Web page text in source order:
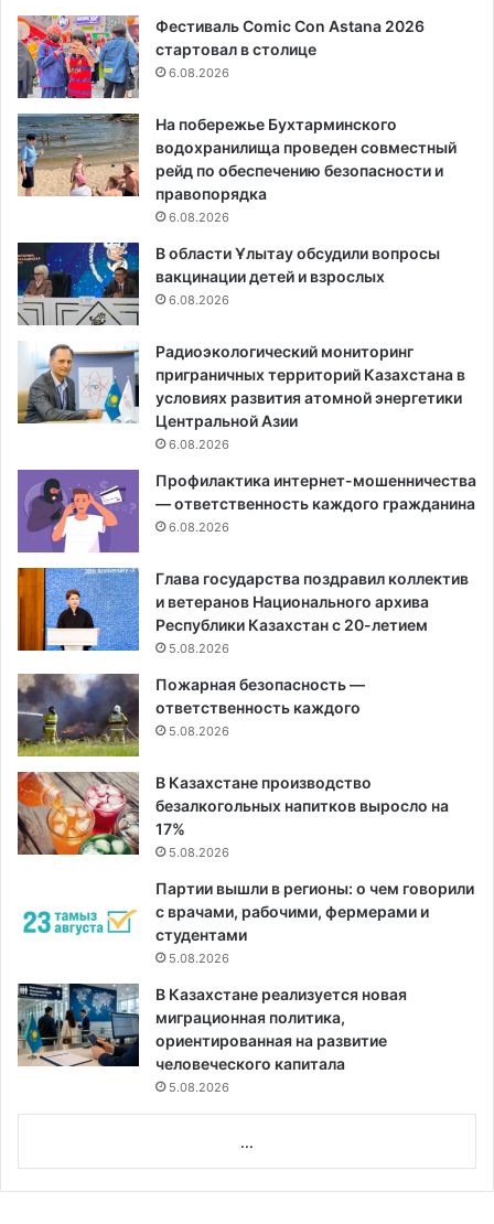
Фестиваль Comic Con Astana 2026
стартовал в столице
6.08.2026
На побережье Бухтарминского
водохранилища проведен совместный
рейд по обеспечению безопасности и
правопорядка
6.08.2026
В области Ұлытау обсудили вопросы
вакцинации детей и взрослых
6.08.2026
Радиоэкологический мониторинг
приграничных территорий Казахстана в
условиях развития атомной энергетики
Центральной Азии
6.08.2026
Профилактика интернет-мошенничества
— ответственность каждого гражданина
6.08.2026
Глава государства поздравил коллектив
и ветеранов Национального архива
Республики Казахстан с 20-летием
5.08.2026
Пожарная безопасность —
ответственность каждого
5.08.2026
В Казахстане производство
безалкогольных напитков выросло на
17%
5.08.2026
Партии вышли в регионы: о чем говорили
с врачами, рабочими, фермерами и
студентами
5.08.2026
В Казахстане реализуется новая
миграционная политика,
ориентированная на развитие
человеческого капитала
5.08.2026
...